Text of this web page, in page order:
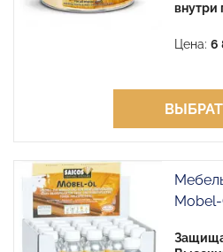
внутри
Цена:6